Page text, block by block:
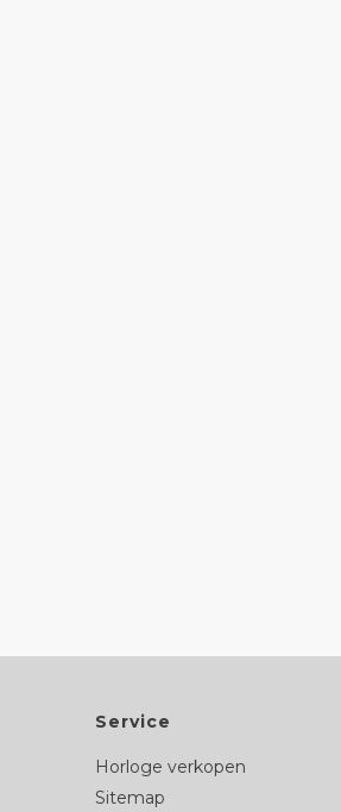
Service
Horloge verkopen
Sitemap